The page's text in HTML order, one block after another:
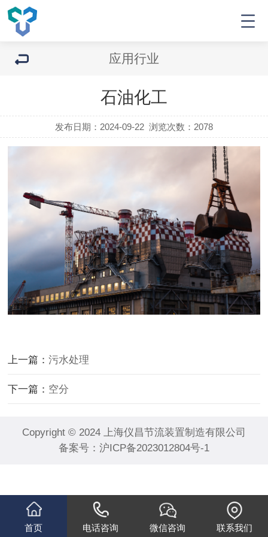
应用行业
石油化工
发布日期：2024-09-22 浏览次数： 2078
上一篇：污水处理
下一篇： 空分
Copyright © 2024 上海仪昌节流装置制造有限公司
备案号： 沪ICP备2023012804号-1
首页 电话咨询 微信咨询 联系我们